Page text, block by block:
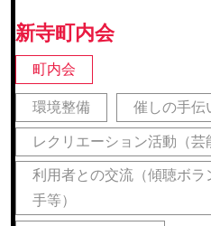
新寺町内会
町内会
環境整備 催しの手伝
レクリエーション活動（芸
利用者との交流（傾聴ボラ
手等）